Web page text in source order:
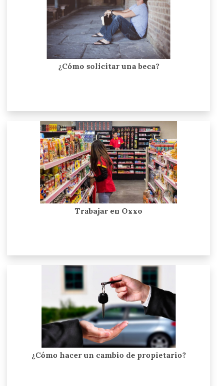
¿Cómo solicitar una beca?
Trabajar en Oxxo
¿Cómo hacer un cambio de propietario?